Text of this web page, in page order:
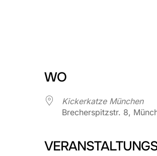
WO
Kickerkatze München
Brecherspitzstr. 8,